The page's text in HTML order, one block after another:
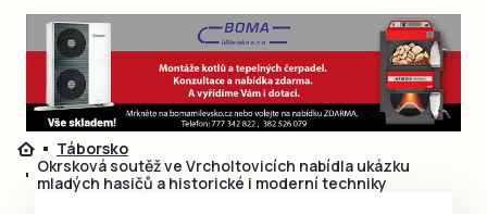
Obnovit heslo
Přihlásit se
Registrovat
Blogy
Inspirace
Čtenáři píší
Speciální přílohy
Táborsko
Okrsková soutěž ve Vrcholtovicích nabídla ukázku
mladých hasičů a historické i moderní techniky